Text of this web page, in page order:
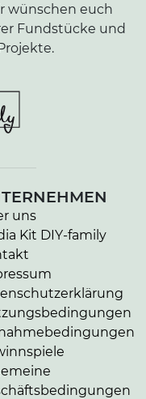
wünschen euch
Fundstücke und
uns
Kit DIY-family